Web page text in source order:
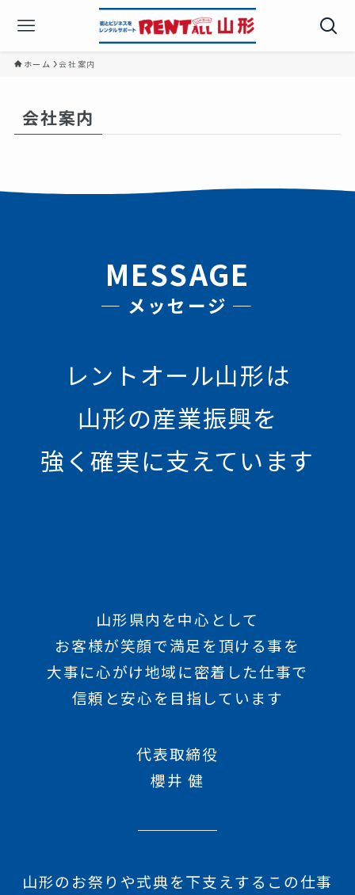
ホーム 会社案内
会社案内
MESSAGE
─ メッセージ ─
レントオール山形は
山形の産業振興を
強く確実に支えています
山形県内を中心として
お客様が笑顔で満足を頂ける事を
大事に心がけ地域に密着した仕事で
信頼と安心を目指しています
代表取締役
櫻井 健
山形のお祭りや式典を下支えするこの仕事